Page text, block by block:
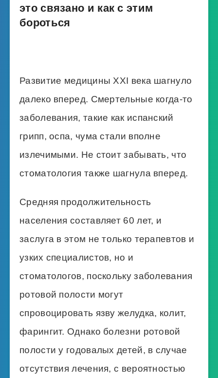
это связано и как с этим
бороться
Развитие медицины XXI века шагнуло
далеко вперед. Смертельные когда-то
заболевания, такие как испанский
грипп, оспа, чума стали вполне
излечимыми. Не стоит забывать, что
стоматология также шагнула вперед.
Средняя продолжительность
населения составляет 60 лет, и
заслуга в этом не только терапевтов и
узких специалистов, но и
стоматологов, поскольку заболевания
ротовой полости могут
спровоцировать язву желудка, колит,
фарингит. Однако болезни ротовой
полости у годовалых детей, в случае
отсутствия лечения, с вероятностью